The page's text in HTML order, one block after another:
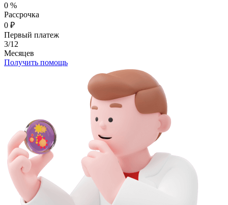
0 %
Рассрочка
0 ₽
Первый платеж
3/12
Месяцев
Получить помощь